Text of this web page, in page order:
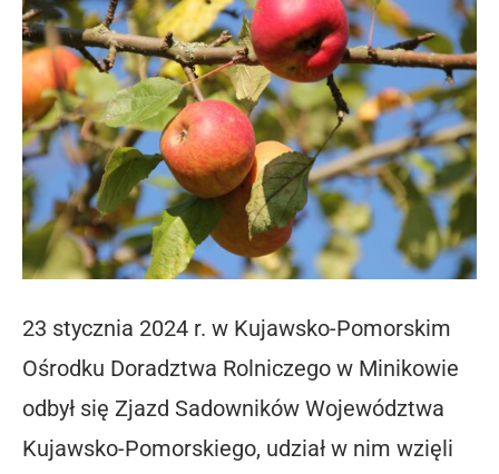
23 stycznia 2024 r. w Kujawsko-Pomorskim
Ośrodku Doradztwa Rolniczego w Minikowie
odbył się Zjazd Sadowników Województwa
Kujawsko-Pomorskiego, udział w nim wzięli